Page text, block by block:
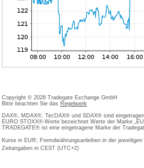
Copyright © 2026 Tradegate Exchange GmbH
Bitte beachten Sie das Regelwerk
DAX®, MDAX®, TecDAX® und SDAX® sind
EURO STOXX®-Werte bezeichnet Werte der Marke
TRADEGATE® ist eine eingetragene Marke der
Kurse in EUR; Fremdwährungsanleihen in der jeweiligen
Zeitangaben in CEST (UTC+2)